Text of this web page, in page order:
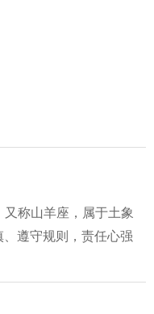
称山羊座，属于土象
遵守规则，责任心强